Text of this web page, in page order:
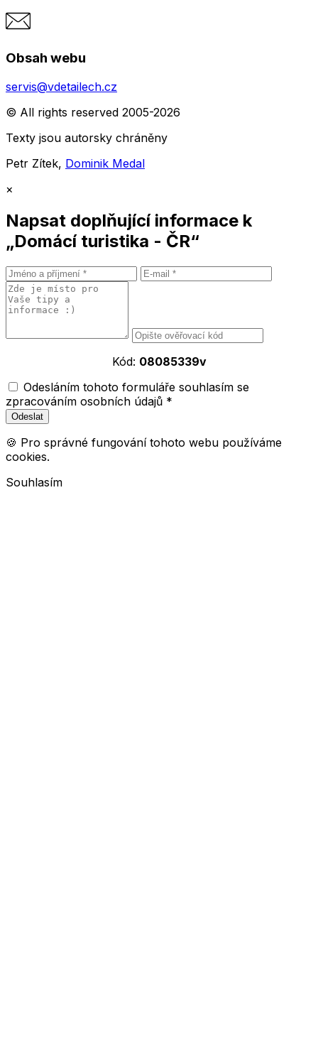
Obsah webu
servis@vdetailech.cz
© All rights reserved 2005-2026
Texty jsou autorsky chráněny
Petr Zítek, Dominik Medal
×
Napsat doplňující informace k
„Domácí turistika - ČR“
Kód: 08085339v
Odesláním tohoto formuláře souhlasím se
zpracováním osobních údajů *
🍪 Pro správné fungování tohoto webu používáme
cookies.
Souhlasím